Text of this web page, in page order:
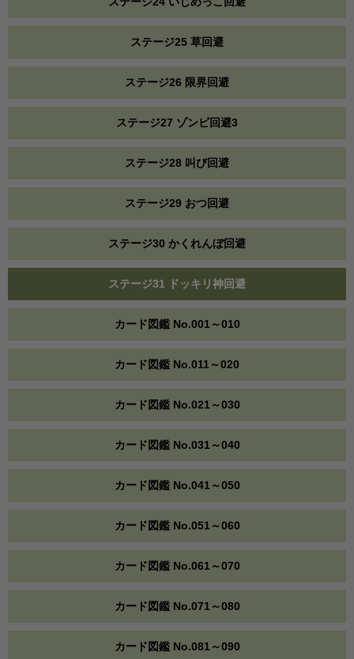
ステージ25 草回避
ステージ26 限界回避
ステージ27 ゾンビ回避3
ステージ28 叫び回避
ステージ29 おつ回避
ステージ30 かくれんぼ回避
ステージ31 ドッキリ神回避
カード図鑑 No.001～010
カード図鑑 No.011～020
カード図鑑 No.021～030
カード図鑑 No.031～040
カード図鑑 No.041～050
カード図鑑 No.051～060
カード図鑑 No.061～070
カード図鑑 No.071～080
カード図鑑 No.081～090